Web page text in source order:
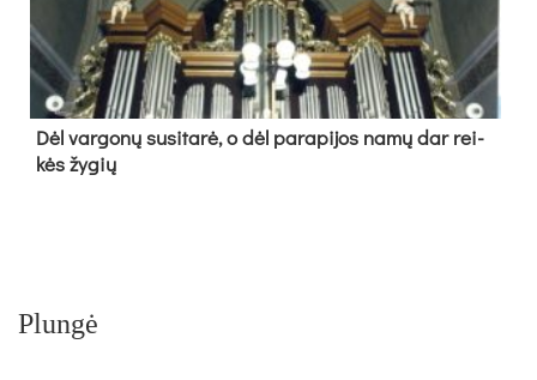
Dėl var­go­nų su­si­ta­rė, o dėl pa­ra­pi­jos na­mų dar rei­
kės žy­gių
Plungė